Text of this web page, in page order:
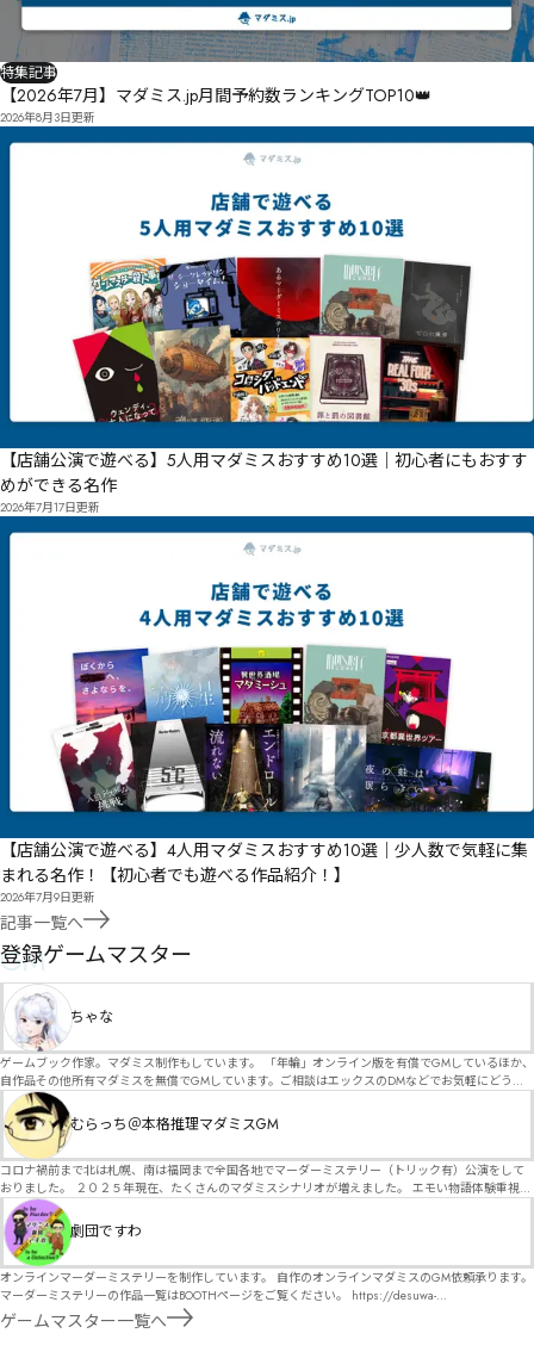
特集記事
【2026年7月】マダミス.jp月間予約数ランキングTOP10👑
2026年8月3日更新
【店舗公演で遊べる】5人用マダミスおすすめ10選｜初心者にもおすす
めができる名作
2026年7月17日更新
【店舗公演で遊べる】4人用マダミスおすすめ10選｜少人数で気軽に集
まれる名作！【初心者でも遊べる作品紹介！】
2026年7月9日更新
記事一覧へ
GM
登録ゲームマスター
ちゃな
ゲームブック作家。マダミス制作もしています。 「年輪」オンライン版を有償でGMしているほか、
自作品その他所有マダミスを無償でGMしています。ご相談はエックスのDMなどでお気軽にどう
ぞ。
むらっち＠本格推理マダミスGM
コロナ禍前まで北は札幌、南は福岡まで全国各地でマーダーミステリー（トリック有）公演をして
おりました。 ２０２５年現在、たくさんのマダミスシナリオが増えました。 エモい物語体験重視の
シナリオがマダミス・マーダーミステリーというジャンル名でたくさんあるため、そのようなシナ
リオは簡単に遊べます。 しかし、２～３時間ずっと考え＆議論して、見たことないトリックが解け
る閃きや犯人として逃げ切る楽しみのある本格推理マーダーミステリーを見つけることが難しくな
劇団ですわ
オンラインマーダーミステリーを制作しています。 自作のオンラインマダミスのGM依頼承ります。
マーダーミステリーの作品一覧はBOOTHページをご覧ください。 https://desuwa-
madamisu.booth.pm/ 以下注意事項をご一読、同意の上で、予約フォームからご連絡ください。
■GM依頼の注意事項■ ①依頼をする作品のＢＯＯＴＨの概要を確認した上で、依頼してくださ
ゲームマスター一覧へ